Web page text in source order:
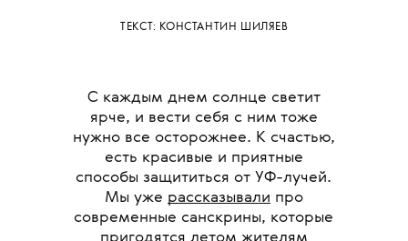
ТЕКСТ: КОНСТАНТИН ШИЛЯЕВ
С каждым днем солнце светит
ярче, и вести себя с ним тоже
нужно все осторожнее. К счастью,
есть красивые и приятные
способы защититься от УФ-лучей.
Мы уже рассказывали про
современные санскрины, которые
пригодятся летом жителям